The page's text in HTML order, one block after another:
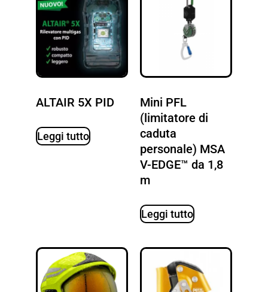
ALTAIR 5X PID
Leggi tutto
Mini PFL
(limitatore di
caduta
personale) MSA
V-EDGE™ da 1,8
m
Leggi tutto